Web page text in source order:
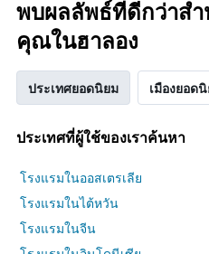
พบผลลัพธ์ที่ดีกว่าสำ
คุณในฮาลอง
ประเทศยอดนิยม เมืองยอด
ประเทศที่ผู้ใช้ของเราค้นหา
โรงแรมในออสเตรเลีย
โรงแรมในไต้หวัน
โรงแรมในจีน